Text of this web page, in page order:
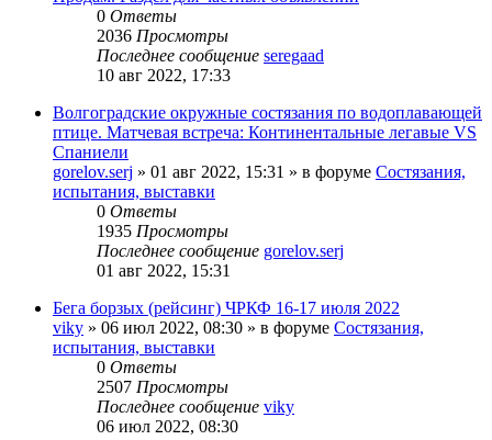
0 Ответы
2036 Просмотры
Последнее сообщение seregaad
10 авг 2022, 17:33
Волгоградские окружные состязания по водоплавающей
птице. Матчевая встреча: Континентальные легавые VS
Спаниели
gorelov.serj » 01 авг 2022, 15:31 » в форуме Состязания,
испытания, выставки
0 Ответы
1935 Просмотры
Последнее сообщение gorelov.serj
01 авг 2022, 15:31
Бега борзых (рейсинг) ЧРКФ 16-17 июля 2022
viky » 06 июл 2022, 08:30 » в форуме Состязания,
испытания, выставки
0 Ответы
2507 Просмотры
Последнее сообщение viky
06 июл 2022, 08:30